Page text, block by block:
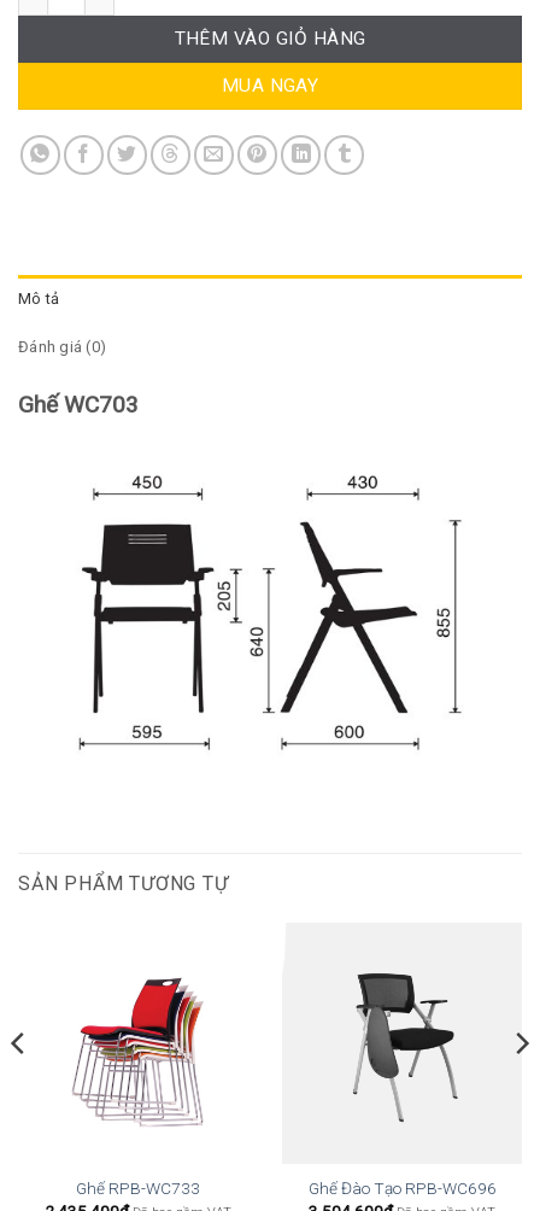
THÊM VÀO GIỎ HÀNG
MUA NGAY
Mô tả
Đánh giá (0)
Ghế WC703
SẢN PHẨM TƯƠNG TỰ
Ghế RPB-WC733
Ghế Đào Tạo RPB-WC696